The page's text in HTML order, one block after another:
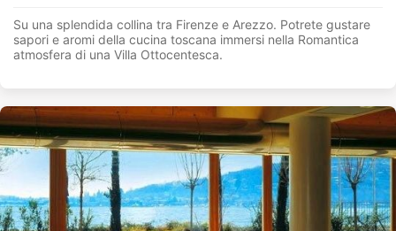
Su una splendida collina tra Firenze e Arezzo. Potrete gustare
sapori e aromi della cucina toscana immersi nella Romantica
atmosfera di una Villa Ottocentesca.